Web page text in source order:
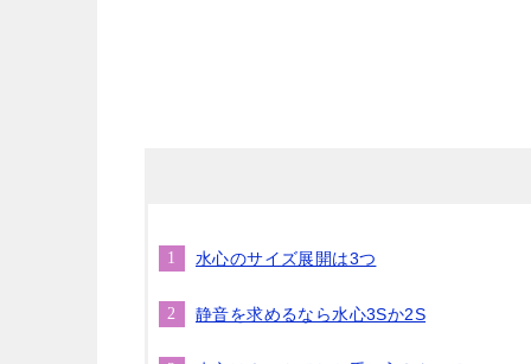
水心のサイズ展開は3つ
静音を求めるなら水心3Sか2S